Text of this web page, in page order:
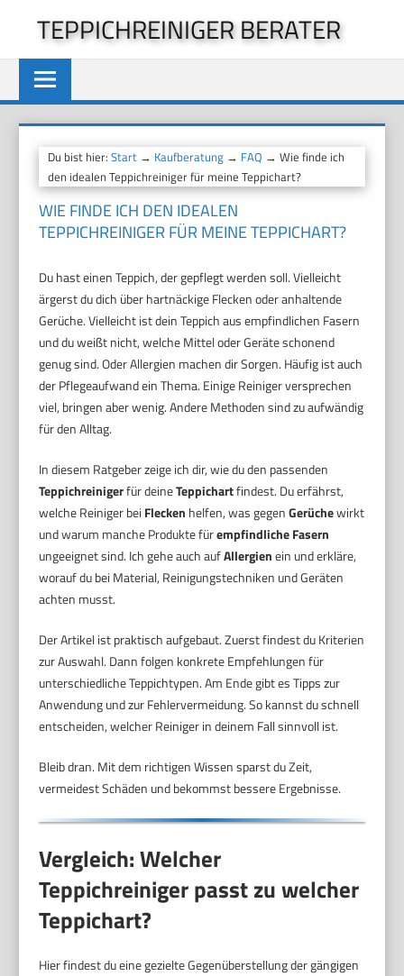
springen
TEPPICHREINIGER BERATER
Du bist hier:Start → Kaufberatung → FAQ → Wie finde ich
den idealen Teppichreiniger für meine Teppichart?
WIE FINDE ICH DEN IDEALEN
TEPPICHREINIGER FÜR MEINE TEPPICHART?
Du hast einen Teppich, der gepflegt werden soll. Vielleicht
ärgerst du dich über hartnäckige Flecken oder anhaltende
Gerüche. Vielleicht ist dein Teppich aus empfindlichen Fasern
und du weißt nicht, welche Mittel oder Geräte schonend
genug sind. Oder Allergien machen dir Sorgen. Häufig ist auch
der Pflegeaufwand ein Thema. Einige Reiniger versprechen
viel, bringen aber wenig. Andere Methoden sind zu aufwändig
für den Alltag.
In diesem Ratgeber zeige ich dir, wie du den passenden
Teppichreinigerfür deineTeppichartfindest. Du erfährst,
welche Reiniger bei Flecken helfen, was gegenGerüchewirkt
und warum manche Produkte fürempfindliche Fasern
ungeeignet sind. Ich gehe auch aufAllergienein und erkläre,
worauf du bei Material, Reinigungstechniken und Geräten
achten musst.
Der Artikel ist praktisch aufgebaut. Zuerst findest du Kriterien
zur Auswahl. Dann folgen konkrete Empfehlungen für
unterschiedliche Teppichtypen. Am Ende gibt es Tipps zur
Anwendung und zur Fehlervermeidung. So kannst du schnell
entscheiden, welcher Reiniger in deinem Fall sinnvoll ist.
Bleib dran. Mit dem richtigen Wissen sparst du Zeit,
vermeidest Schäden und bekommst bessere Ergebnisse.
Vergleich: Welcher
Teppichreiniger passt zu welcher
Teppichart?
Hier findest du eine gezielte Gegenüberstellung der gängigen